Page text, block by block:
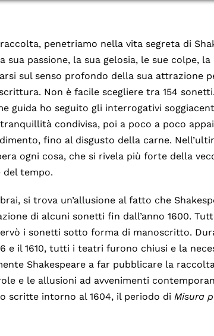
penetriamo nella vita segreta di
sua passione, la sua gelosia, le sue colpe, la
sul senso profondo della sua attrazione
Non è facile scegliere tra 154
guida ho seguito gli interrogativi
tranquillità condivisa, poi a poco a poco
fino al disgusto della carne.
ogni cosa, che si rivela più forte della
del tempo.
si trova un’allusione al fatto che
di alcuni sonetti fin dall’anno 1600.
i sonetti sotto forma di manoscritto.
e il 1610, tutti i teatri furono chiusi e la
Shakespeare a far pubblicare la
e le allusioni ad avvenimenti
scritte intorno al 1604, il periodo di Misura